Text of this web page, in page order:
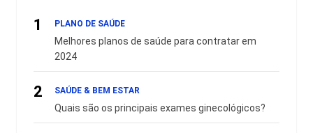
1 PLANO DE SAÚDE
Melhores planos de saúde para contratar em
2024
2 SAÚDE & BEM ESTAR
Quais são os principais exames ginecológicos?